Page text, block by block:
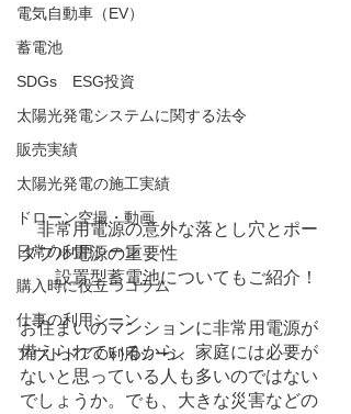
電気自動車（EV）
蓄電池
SDGs ESG投資
太陽光発電システムに関する法令
販売実績
太陽光発電の施工実績
ドローン空撮・動画
日常の利用シーン
購入時に役立つコラム
仕事の利用シーン
アウトドアの利用シーン
非常用電源の意外な落とし穴とポー
タブル電源の重要性
設置型蓄電池についてもご紹介！
お住まいのマンションに非常用電源が
備えられているから、家庭には必要が
ないと思っている人も多いのではない
でしょうか。でも、大きな災害などの